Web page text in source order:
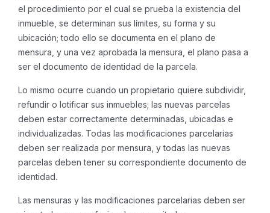
el procedimiento por el cual se prueba la existencia del
inmueble, se determinan sus límites, su forma y su
ubicación; todo ello se documenta en el plano de
mensura, y una vez aprobada la mensura, el plano pasa a
ser el documento de identidad de la parcela.
Lo mismo ocurre cuando un propietario quiere subdividir,
refundir o lotificar sus inmuebles; las nuevas parcelas
deben estar correctamente determinadas, ubicadas e
individualizadas. Todas las modificaciones parcelarias
deben ser realizada por mensura, y todas las nuevas
parcelas deben tener su correspondiente documento de
identidad.
Las mensuras y las modificaciones parcelarias deben ser